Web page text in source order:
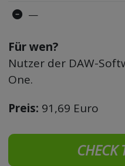
—
Für wen?
Nutzer der DAW-
One.
Preis: 91,69 Euro
CHECK